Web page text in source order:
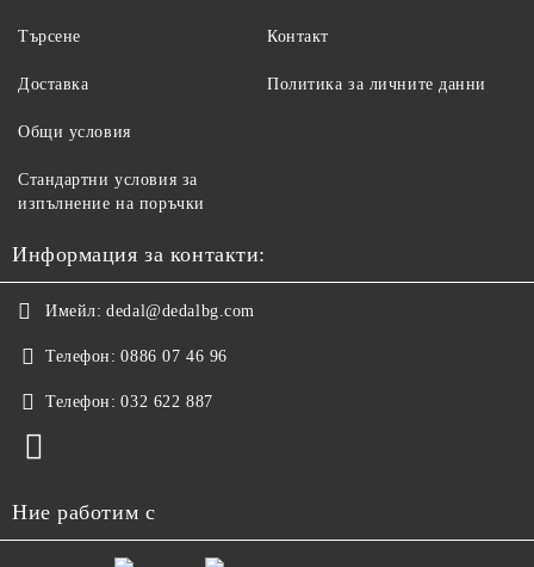
Търсене
Доставка
Контакт
Политика за личните данни
Общи условия
Стандартни условия за
изпълнение на поръчки
Информация за контакти:
Имейл: dedal@dedalbg.com
Телефон: 0886 07 46 96
Телефон: 032 622 887
Ние работим с